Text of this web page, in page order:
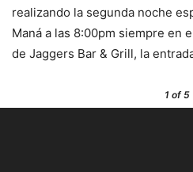
realizando la segunda noche
Maná a las 8:00pm siempre en
de Jaggers Bar & Grill, la
1 of 5